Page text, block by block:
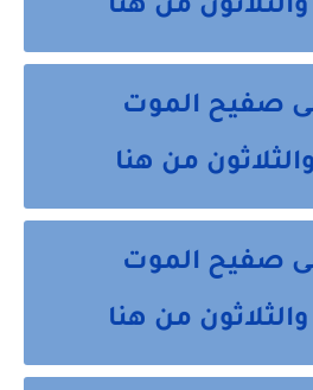
من هنا
صفيح الموت
من هنا
صفيح الموت
من هنا